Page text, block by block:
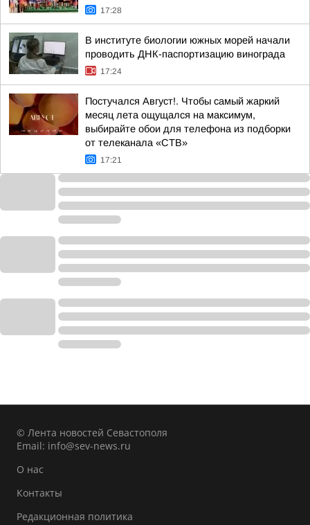
17:28
В институте биологии южных морей начали
проводить ДНК-паспортизацию винограда
17:24
Постучался Август!. Чтобы самый жаркий
месяц лета ощущался на максимум,
выбирайте обои для телефона из подборки
от телеканала «СТВ»
17:21
© Лента новостей Севастополя
Email: info@sev-news.ru
О нас
Контакты
Редакционная политика